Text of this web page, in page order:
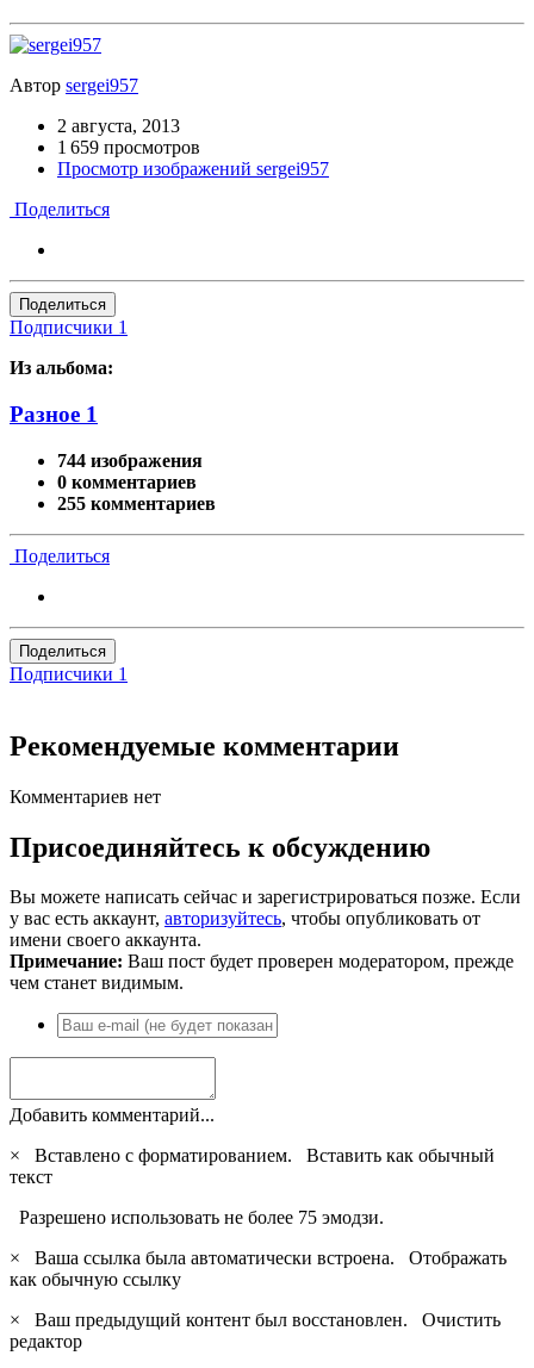
Автор sergei957
2 августа, 2013
1 659 просмотров
Просмотр изображений sergei957
Поделиться
Поделиться
Подписчики 1
Из альбома:
Разное 1
744 изображения
0 комментариев
255 комментариев
Поделиться
Поделиться
Подписчики 1
Рекомендуемые комментарии
Комментариев нет
Присоединяйтесь к обсуждению
Вы можете написать сейчас и зарегистрироваться позже. Если
у вас есть аккаунт, авторизуйтесь, чтобы опубликовать от
имени своего аккаунта.
Примечание: Ваш пост будет проверен модератором, прежде
чем станет видимым.
Добавить комментарий...
×
Вставлено с форматированием. Вставить как обычный
текст
Разрешено использовать не более 75 эмодзи.
×
Ваша ссылка была автоматически встроена. Отображать
как обычную ссылку
×
Ваш предыдущий контент был восстановлен. Очистить
редактор